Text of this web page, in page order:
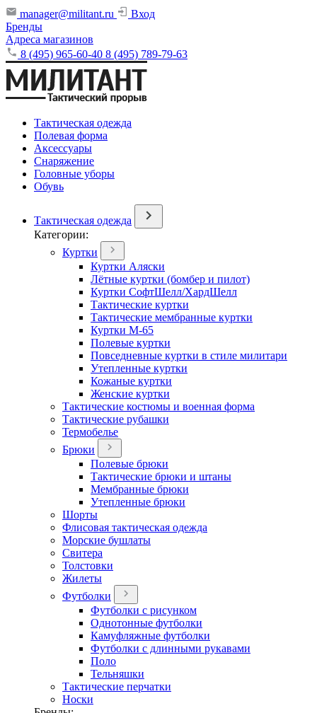
manager@militant.ru
Вход
Бренды
Адреса магазинов
8 (495) 965-60-40 8 (495) 789-79-63
Тактическая одежда
Полевая форма
Аксессуары
Снаряжение
Головные уборы
Обувь
Тактическая одежда
Категории:
Куртки
Куртки Аляски
Лётные куртки (бомбер и пилот)
Куртки СофтШелл/ХардШелл
Тактические куртки
Тактические мембранные куртки
Куртки М-65
Полевые куртки
Повседневные куртки в стиле милитари
Утепленные куртки
Кожаные куртки
Женские куртки
Тактические костюмы и военная форма
Тактические рубашки
Термобелье
Брюки
Полевые брюки
Тактические брюки и штаны
Мембранные брюки
Утепленные брюки
Шорты
Флисовая тактическая одежда
Морские бушлаты
Свитера
Толстовки
Жилеты
Футболки
Футболки с рисунком
Однотонные футболки
Камуфляжные футболки
Футболки с длинными рукавами
Поло
Тельняшки
Тактические перчатки
Носки